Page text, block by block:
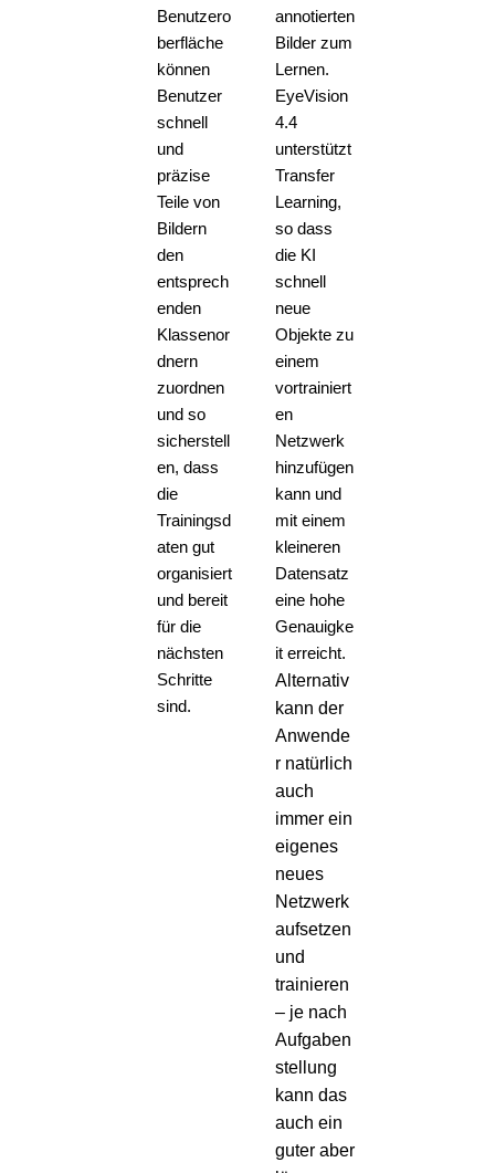
Benutzero
berfläche
können
Benutzer
schnell
und
präzise
Teile von
Bildern
den
entsprech
enden
Klassenor
dnern
zuordnen
und so
sicherstell
en, dass
die
Trainingsd
aten gut
organisiert
und bereit
für die
nächsten
Schritte
sind.
annotierten
Bilder zum
Lernen.
EyeVision
4.4
unterstützt
Transfer
Learning,
so dass
die KI
schnell
neue
Objekte zu
einem
vortrainiert
en
Netzwerk
hinzufügen
kann und
mit einem
kleineren
Datensatz
eine hohe
Genauigke
it erreicht.
Alternativ
kann der
Anwende
r natürlich
auch
immer ein
eigenes
neues
Netzwerk
aufsetzen
und
trainieren
– je nach
Aufgaben
stellung
kann das
auch ein
guter aber